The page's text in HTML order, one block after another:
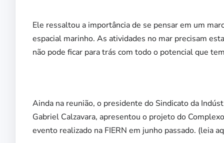
Ele ressaltou a importância de se pensar em um
espacial marinho. As atividades no mar precisam
não pode ficar para trás com todo o potencial que
Ainda na reunião, o presidente do Sindicato da
Gabriel Calzavara, apresentou o projeto do
evento realizado na FIERN em junho passado. (leia